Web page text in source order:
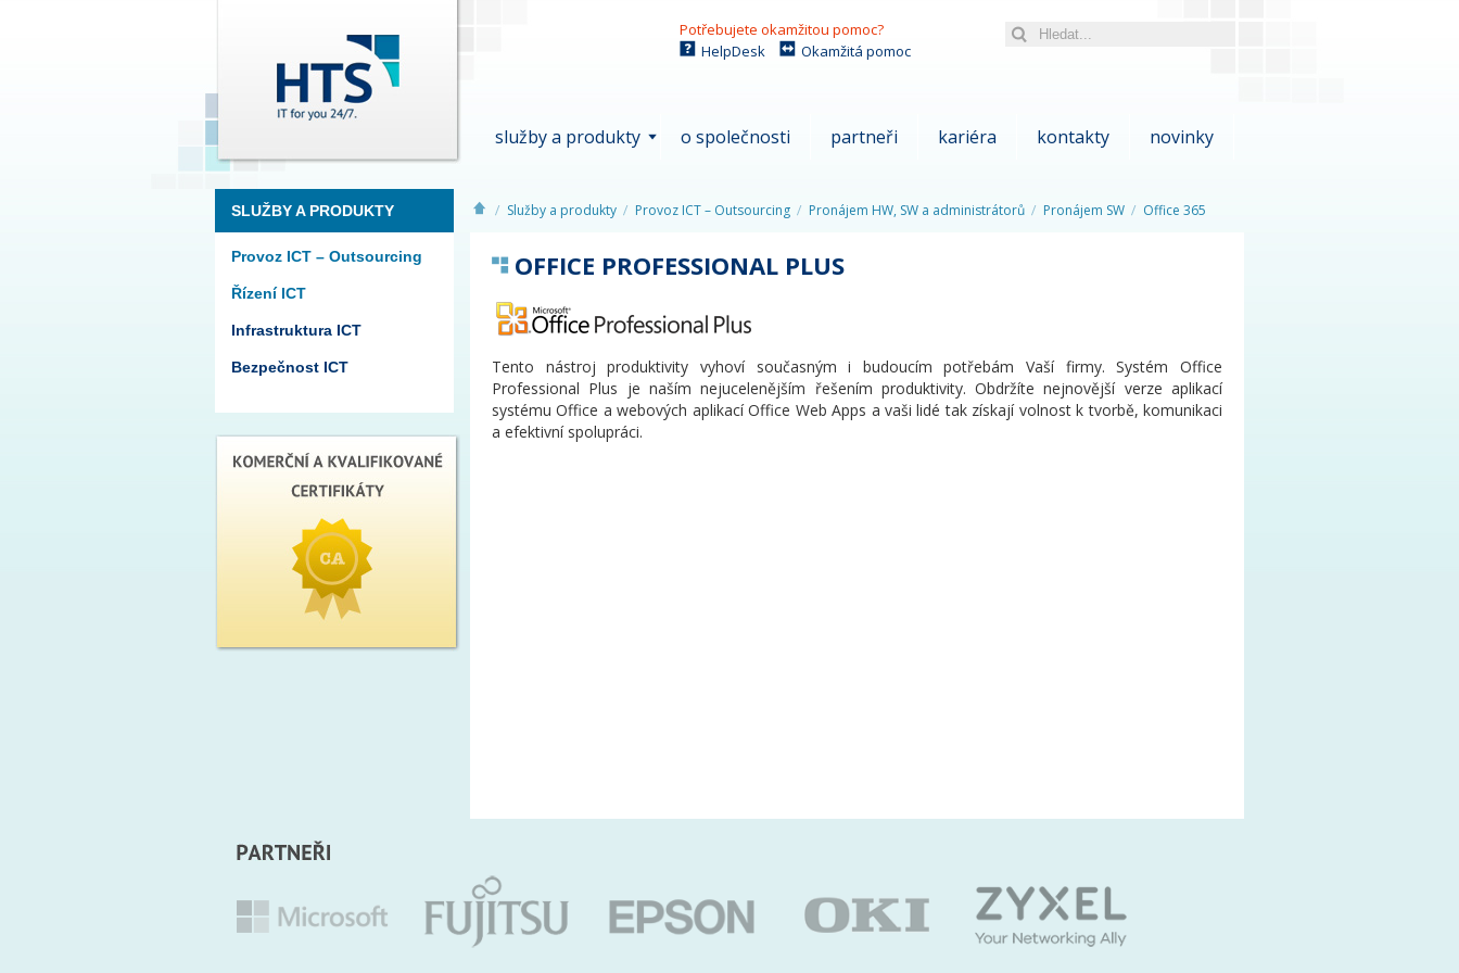
Potřebujete okamžitou pomoc?
HelpDesk
Okamžitá pomoc
služby a produkty o společnosti partneři kariéra kontakty novinky
SLUŽBY A PRODUKTY
Provoz ICT – Outsourcing
Řízení ICT
Infrastruktura ICT
Bezpečnost ICT
Služby a produkty Provoz ICT – Outsourcing Pronájem HW, SW a administrátorů Pronájem SW Office 365
OFFICE PROFESSIONAL PLUS
Tento nástroj produktivity vyhoví současným i budoucím potřebám Vaší firmy. Systém Office
Professional Plus je naším nejucelenějším řešením produktivity. Obdržíte nejnovější verze aplikací
systému Office a webových aplikací Office Web Apps a vaši lidé tak získají volnost k tvorbě, komunikaci
a efektivní spolupráci.